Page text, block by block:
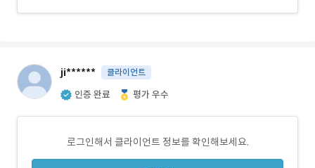
ji****** 클라이언트
인증 완료 평가 우수
로그인해서 클라이언트 정보를 확인해보세요.